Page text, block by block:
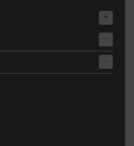
+
-
-